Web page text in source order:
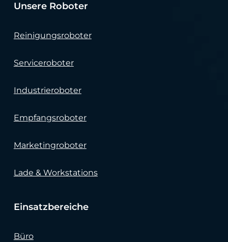
Unsere Roboter
Reinigungsroboter
Serviceroboter
Industrieroboter
Empfangsroboter
Marketingroboter
Lade & Workstations
Einsatzbereiche
Büro